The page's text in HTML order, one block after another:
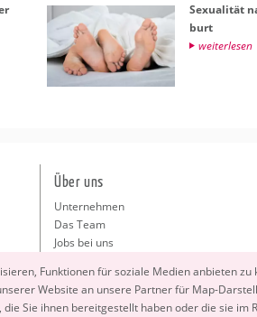
Se­xua­li­tät
burt
wei­ter­le­sen
Funk­tio­nen für so­zia­le Me­di­en an­bie­ten
Web­site an un­se­re Part­ner für Map-
Sie ihnen be­reit­ge­stellt haben oder die sie im
Über uns
Unternehmen
Das Team
Jobs bei uns
Kontakt
Impressum